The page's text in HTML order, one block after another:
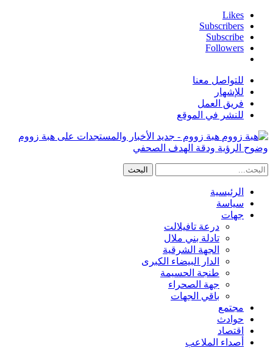
Likes
Subscribers
Subscribe
Followers
للتواصل معنا
للإشهار
فريق العمل
للنشر في الموقع
هبة زووم - جديد الأخبار والمستجدات على هبة زووم
وضوح الرؤية ودقة الهدف الصحفي
الرئيسية
سياسة
جهات
درعة تافيلالت
تادلة بني ملال
الجهة الشرقية
الدار البيضاء الكبرى
طنجة الحسيمة
جهة الصحراء
باقي الجهات
مجتمع
حوادث
اقتصاد
أصداء الملاعب